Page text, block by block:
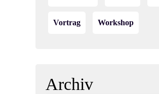
Vortrag Workshop
Archiv